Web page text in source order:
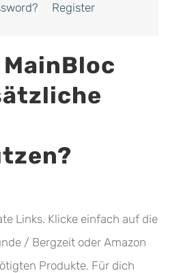
Register
Links. Klicke einfach auf die
/ Bergzeit oder Amazon
Produkte. Für dich